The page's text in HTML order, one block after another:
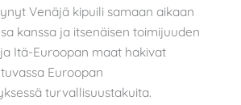
Venäjä kipuili samaan aikaan
kanssa ja itsenäisen toimijuuden
Itä-Euroopan maat hakivat
Euroopan
turvallisuustakuita.